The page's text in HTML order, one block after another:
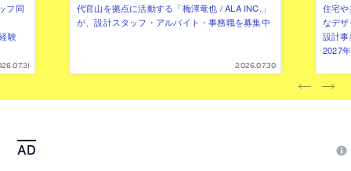
フ同
験
代官山を拠点に活動する「梅澤竜也 / ALA INC.」
が、設計スタッフ・アルバイト・事務職を募集中
2026.07.30
住宅
なデ
設計
2027